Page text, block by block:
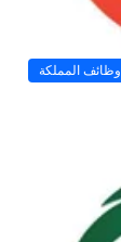
وظائف المملكة